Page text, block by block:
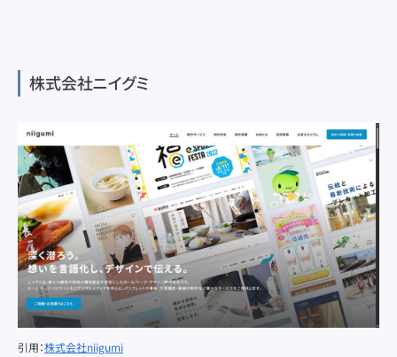
株式会社ニイグミ
引用：株式会社niigumi